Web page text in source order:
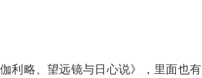
利略、望远镜与日心说》，里面也有